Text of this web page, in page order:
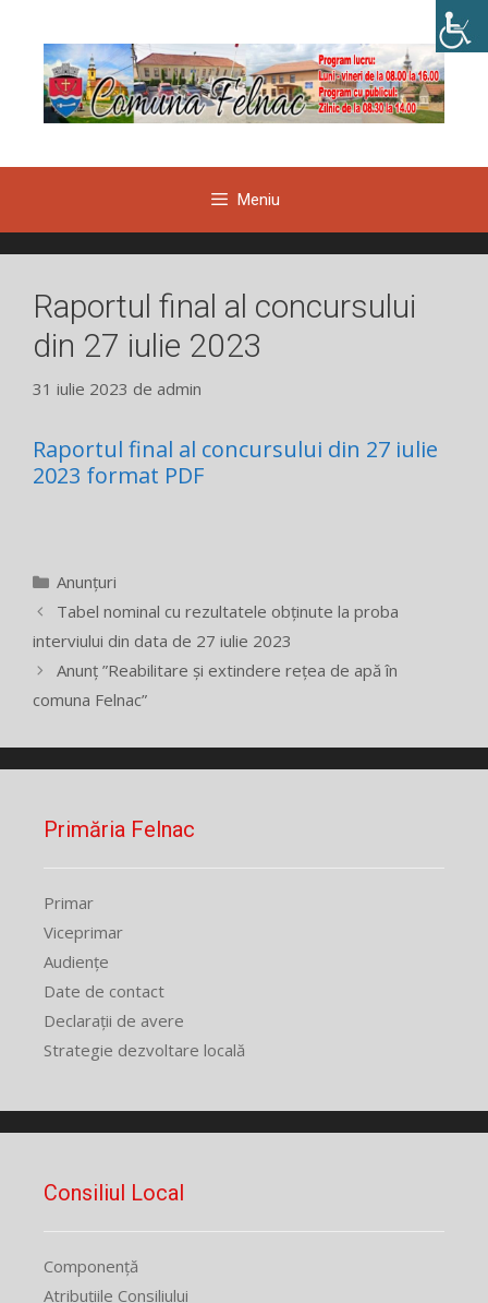
conținut
Meniu
Raportul final al concursului
din 27 iulie 2023
31 iulie 2023 de admin
Raportul final al concursului din 27 iulie
2023 format PDF
Categorii
Anunțuri
Tabel nominal cu rezultatele obținute la proba
interviului din data de 27 iulie 2023
Anunț ”Reabilitare și extindere rețea de apă în
comuna Felnac”
Primăria Felnac
Primar
Viceprimar
Audiențe
Date de contact
Declarații de avere
Strategie dezvoltare locală
Consiliul Local
Componență
Atribuțiile Consiliului